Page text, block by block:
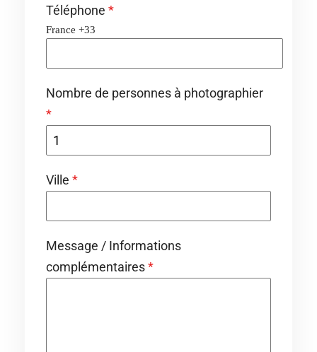
Téléphone *
France +33
Nombre de personnes à photographier
*
Ville *
Message / Informations
complémentaires*